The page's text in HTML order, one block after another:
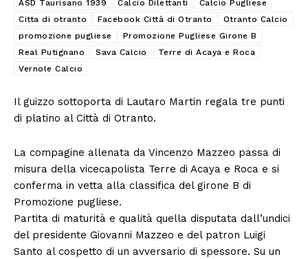
ASD Taurisano 1939
Calcio Dilettanti
Calcio Pugliese
Citta di otranto
Facebook Città di Otranto
Otranto Calcio
promozione pugliese
Promozione Pugliese Girone B
Real Putignano
Sava Calcio
Terre di Acaya e Roca
Vernole Calcio
Il guizzo sottoporta di Lautaro Martin regala tre punti
di platino al Città di Otranto.
La compagine allenata da Vincenzo Mazzeo passa di
misura della vicecapolista Terre di Acaya e Roca e si
conferma in vetta alla classifica del girone B di
Promozione pugliese.
Partita di maturità e qualità quella disputata dall’undici
del presidente Giovanni Mazzeo e del patron Luigi
Santo al cospetto di un avversario di spessore. Su un